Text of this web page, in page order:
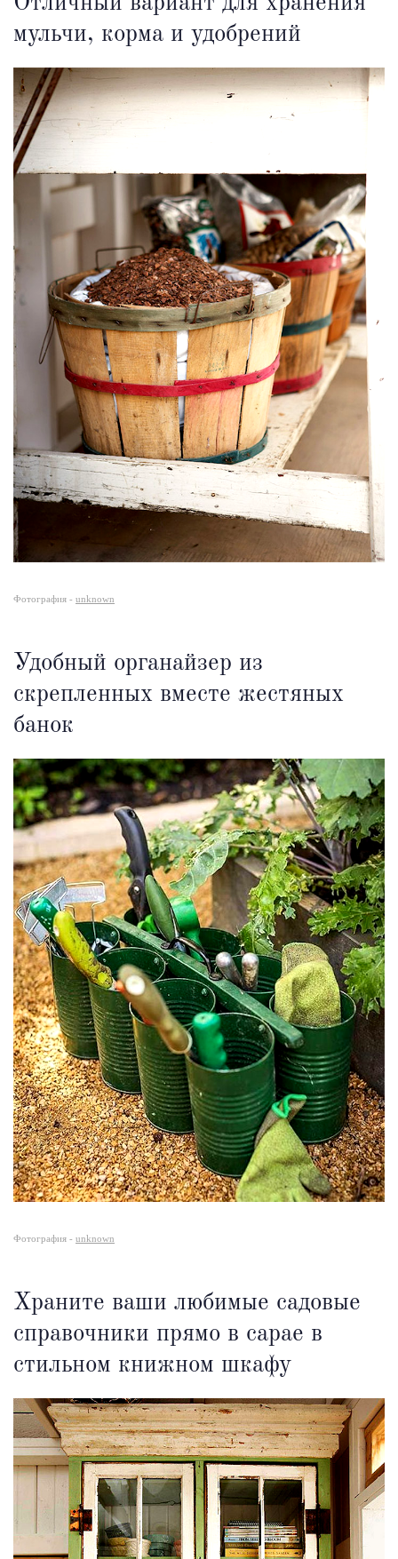
мульчи, корма и удобрений
Фотография - unknown
Удобный органайзер из
скрепленных вместе жестяных
банок
Фотография - unknown
Храните ваши любимые садовые
справочники прямо в сарае в
стильном книжном шкафу